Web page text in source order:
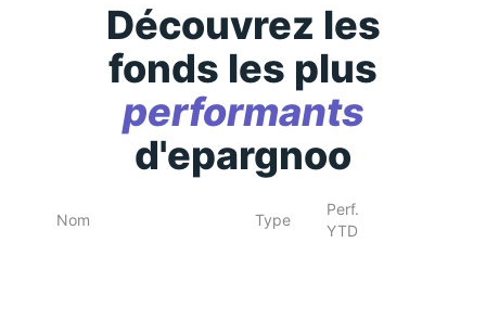
Découvrez les
fonds les plus
performants
d'epargnoo
Nom Type
Perf.
YTD